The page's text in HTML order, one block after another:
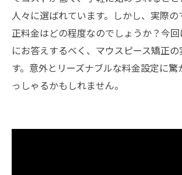
人々に選ばれています。しかし、実際の
正料金はどの程度なのでしょうか？今
にお答えするべく、マウスピース矯正
す。意外とリーズナブルな料金設定に驚
っしゃるかもしれません。